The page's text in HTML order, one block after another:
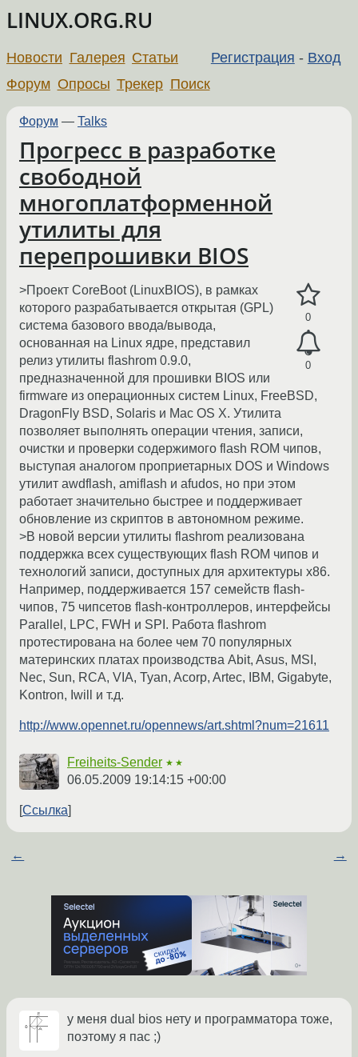
LINUX.ORG.RU
Регистрация - Вход
Новости Галерея Статьи
Форум Опросы Трекер Поиск
Форум — Talks
Прогресс в разработке
свободной
многоплатформенной
утилиты для
перепрошивки BIOS
0
0
>Проект CoreBoot (LinuxBIOS), в рамках
которого разрабатывается открытая (GPL)
система базового ввода/вывода,
основанная на Linux ядре, представил
релиз утилиты flashrom 0.9.0,
предназначенной для прошивки BIOS или
firmware из операционных систем Linux, FreeBSD,
DragonFly BSD, Solaris и Mac OS X. Утилита
позволяет выполнять операции чтения, записи,
очистки и проверки содержимого flash ROM чипов,
выступая аналогом проприетарных DOS и Windows
утилит awdflash, amiflash и afudos, но при этом
работает значительно быстрее и поддерживает
обновление из скриптов в автономном режиме.
>В новой версии утилиты flashrom реализована
поддержка всех существующих flash ROM чипов и
технологий записи, доступных для архитектуры x86.
Например, поддерживается 157 семейств flash-
чипов, 75 чипсетов flash-контроллеров, интерфейсы
Parallel, LPC, FWH и SPI. Работа flashrom
протестирована на более чем 70 популярных
материнских платах производства Abit, Asus, MSI,
Nec, Sun, RCA, VIA, Tyan, Acorp, Artec, IBM, Gigabyte,
Kontron, Iwill и т.д.
http://www.opennet.ru/opennews/art.shtml?num=21611
Freiheits-Sender ★★
06.05.2009 19:14:15 +00:00
Ссылка
← →
у меня dual bios нету и программатора тоже,
поэтому я пас ;)